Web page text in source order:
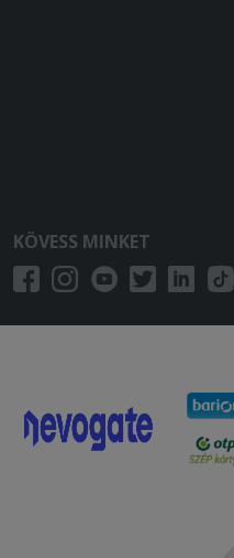
KÖVESS MINKET